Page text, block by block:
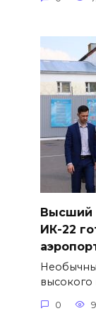
Высший
ИК-22
высокого
0